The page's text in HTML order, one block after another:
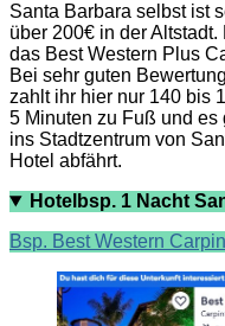
Santa Barbara selbst ist
über 200€ in der
das Best Western Plus
Bei sehr guten
zahlt ihr hier nur 140 bis
5 Minuten zu Fuß und
ins Stadtzentrum von
Hotel abfährt.
Hotelbsp. 1 Nacht
Bsp. Best Western